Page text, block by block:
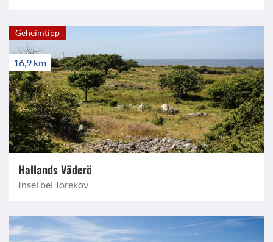
16,9 km
Geheimtipp
Hallands Väderö
Insel bei Torekov